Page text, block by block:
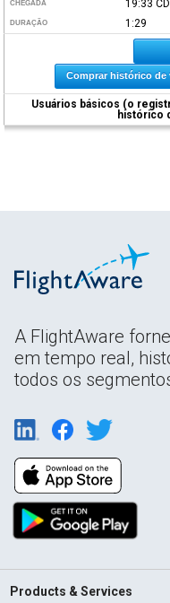
CHEGADA 19:33
DURAÇÃO 1:29
Comprar histórico de
Usuários básicos (o
histórico
A FlightAware
em tempo real,
todos os
Products & Services